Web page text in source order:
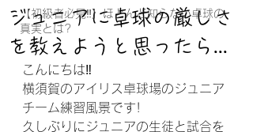
【初級者必見‼】ほとんど知らない卓球の
真実とは?
ジュニアに卓球の厳しさ
を教えようと思ったら...
こんにちは‼
横須賀のアイリス卓球場のジュニア
チーム練習風景です!
久しぶりにジュニアの生徒と試合を